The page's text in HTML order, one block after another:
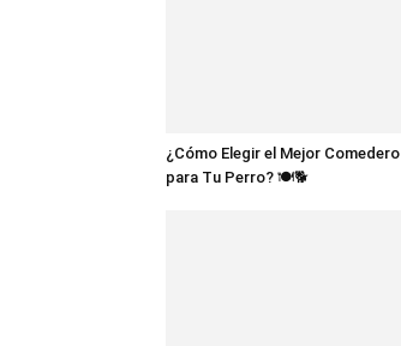
¿Cómo Elegir el Mejor Comedero
para Tu Perro? 🍽️🐕